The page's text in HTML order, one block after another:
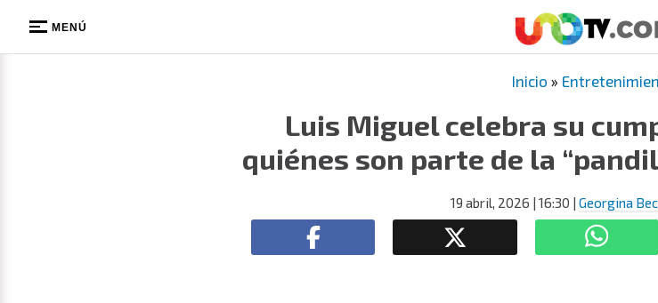
MENÚ
Inicio »
Luis Miguel celebra su
quiénes son parte de la
19 abril, 2026 | 16:30 | Georgina